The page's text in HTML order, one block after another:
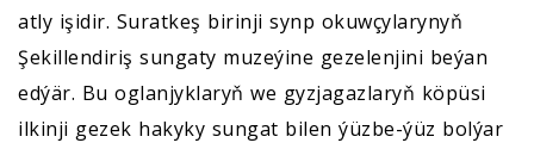
atly işidir. Suratkeş birinji synp okuwçylarynyň
Şekillendiriş sungaty muzeýine gezelenjini beýan
edýär. Bu oglanjyklaryň we gyzjagazlaryň köpüsi
ilkinji gezek hakyky sungat bilen ýüzbe-ýüz bolýar